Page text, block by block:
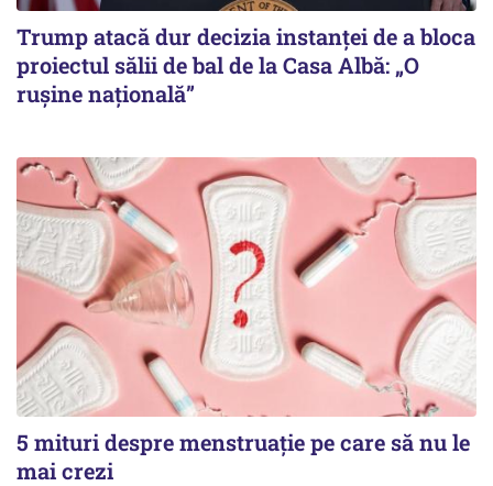
Trump atacă dur decizia instanţei de a bloca
proiectul sălii de bal de la Casa Albă: „O
ruşine naţională”
5 mituri despre menstruație pe care să nu le
mai crezi